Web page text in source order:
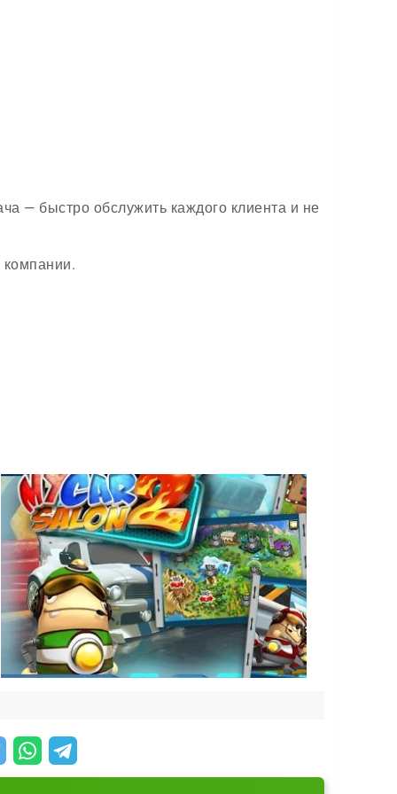
— быстро обслужить каждого клиента и не
свой сервис:
автосервис в крупную компанию.